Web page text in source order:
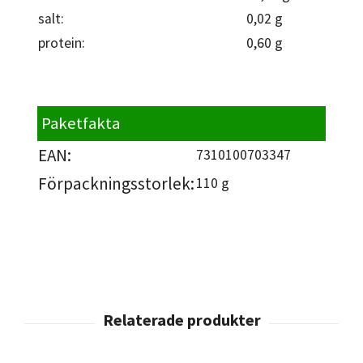
salt:
0,02 g
protein:
0,60 g
Paketfakta
EAN: 7310100703347
Förpackningsstorlek:110 g